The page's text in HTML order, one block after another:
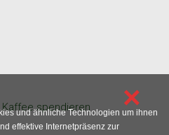
Kaffee spendieren ×
und ähnliche Technologien um ihnen
effektive Internetpräsenz zur